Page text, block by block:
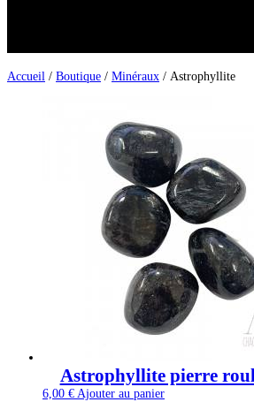
Accueil / Boutique / Minéraux / Astrophyllite
Astrophyllite pierre
6,00 € Ajouter au panier